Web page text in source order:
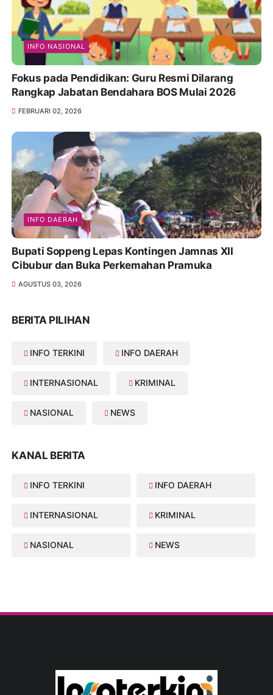
INFO NASIONAL
Fokus pada Pendidikan: Guru Resmi Dilarang
Rangkap Jabatan Bendahara BOS Mulai 2026
FEBRUARI 02, 2026
INFO DAERAH
Bupati Soppeng Lepas Kontingen Jamnas XII
Cibubur dan Buka Perkemahan Pramuka
AGUSTUS 03, 2026
BERITA PILIHAN
INFO TERKINI INFO DAERAH
INTERNASIONAL KRIMINAL
NASIONAL NEWS
KANAL BERITA
INFO TERKINI INFO DAERAH
INTERNASIONAL KRIMINAL
NASIONAL NEWS